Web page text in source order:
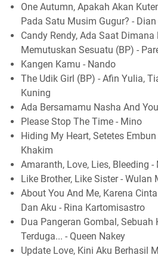
One Autumn, Apakah Akan
Pada Satu Musim Gugur? -
Candy Rendy, Ada Saat
Memutuskan Sesuatu (BP) -
Kangen Kamu - Nando
The Udik Girl (BP) - Afin Yulia,
Kuning
Ada Bersamamu Nasha And
Please Stop The Time - Mino
Hiding My Heart, Setetes
Khakim
Amaranth, Love, Lies, Bleeding
Like Brother, Like Sister - Wulan
About You And Me, Karena
Dan Aku - Rina Kartomisastro
Dua Pangeran Gombal, Sebuah
Terduga... - Queen Nakey
Update Love, Kini Aku Berhasil